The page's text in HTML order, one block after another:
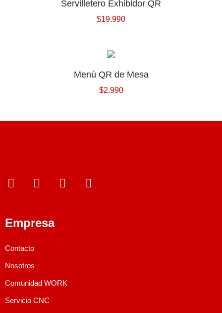
Servilletero Exhibidor QR
$19.990
Menú QR de Mesa
$2.990
Empresa
Contacto
Nosotros
Comunidad WORK
Servicio CNC